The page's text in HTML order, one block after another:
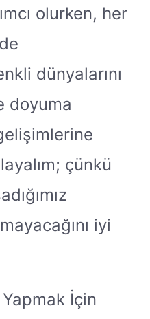
olurken, her
dünyalarını
doyuma
çünkü
iyi
İçin